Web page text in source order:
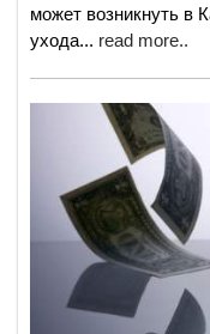
может возникнуть в
ухода... read more..